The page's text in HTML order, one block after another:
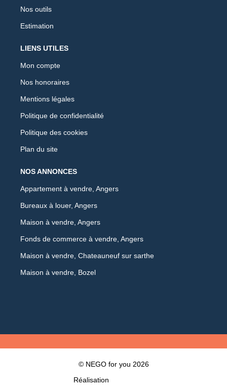
Nos outils
Estimation
LIENS UTILES
Mon compte
Nos honoraires
Mentions légales
Politique de confidentialité
Politique des cookies
Plan du site
NOS ANNONCES
Appartement à vendre, Angers
Bureaux à louer, Angers
Maison à vendre, Angers
Fonds de commerce à vendre, Angers
Maison à vendre, Chateauneuf sur sarthe
Maison à vendre, Bozel
© NEGO for you 2026
Réalisation